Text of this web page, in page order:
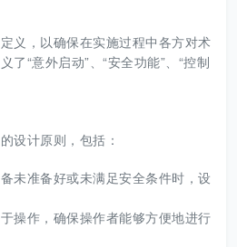
义，以确保在实施过程中各方对术
了“意外启动”、“安全功能”、“控制
设计原则，包括：
未准备好或未满足安全条件时，设
操作，确保操作者能够方便地进行